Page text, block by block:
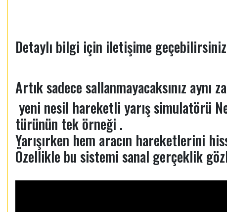
Detaylı bilgi için iletişime geçebilirsiniz
Artık sadece sallanmayacaksınız
yeni nesil hareketli yarış simulatörü
türünün tek örneği .
Yarışırken hem aracın hareketlerini
Özellikle bu sistemi sanal gerçeklik